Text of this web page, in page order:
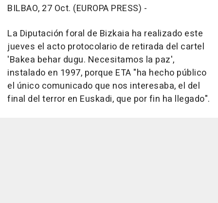
BILBAO, 27 Oct. (EUROPA PRESS) -
La Diputación foral de Bizkaia ha realizado este
jueves el acto protocolario de retirada del cartel
'Bakea behar dugu. Necesitamos la paz',
instalado en 1997, porque ETA "ha hecho público
el único comunicado que nos interesaba, el del
final del terror en Euskadi, que por fin ha llegado".